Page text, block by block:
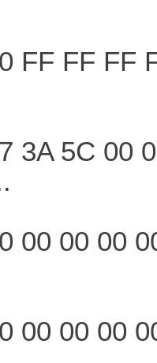
FF FF FF
3A 5C 00
00 00 00
00 00 00